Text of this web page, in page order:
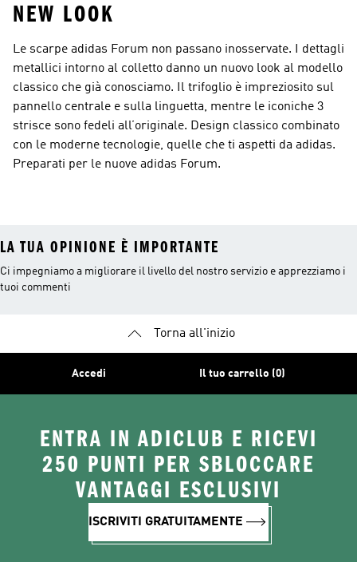
NEW LOOK
Le scarpe adidas Forum non passano inosservate. I dettagli
metallici intorno al colletto danno un nuovo look al modello
classico che già conosciamo. Il trifoglio è impreziosito sul
pannello centrale e sulla linguetta, mentre le iconiche 3
strisce sono fedeli all’originale. Design classico combinato
con le moderne tecnologie, quelle che ti aspetti da adidas.
Preparati per le nuove adidas Forum.
LA TUA OPINIONE È IMPORTANTE
Ci impegniamo a migliorare il livello del nostro servizio e apprezziamo i
tuoi commenti
Torna all'inizio
Accedi Il tuo carrello (0)
ENTRA IN ADICLUB E RICEVI
250 PUNTI PER SBLOCCARE
VANTAGGI ESCLUSIVI
ISCRIVITI GRATUITAMENTE